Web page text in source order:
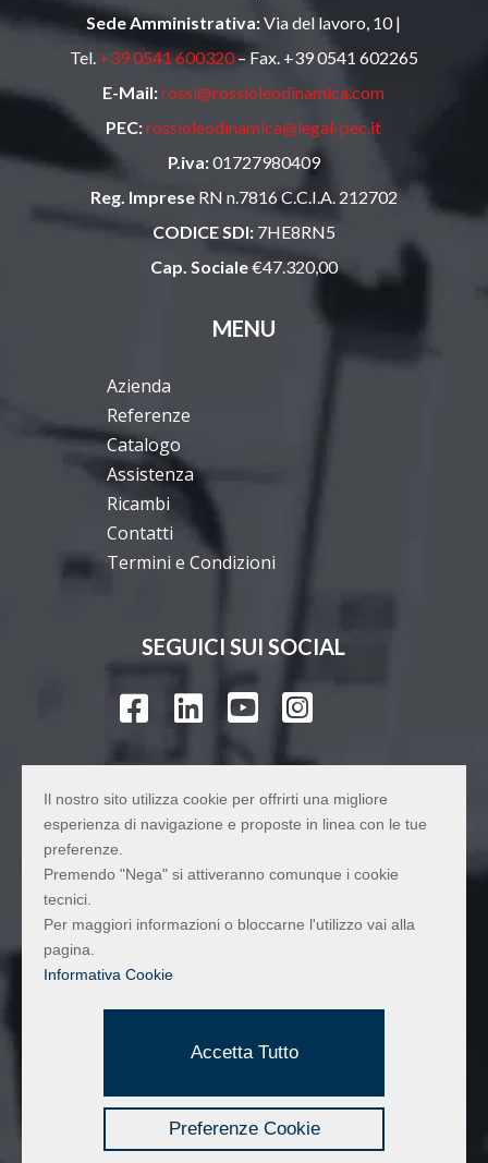
Sede Amministrativa:Via del lavoro, 10 |
Tel. +39 0541 600320– Fax. +39 0541 602265
E-Mail:rossi@rossioleodinamica.com
PEC:rossioleodinamica@legal-pec.it
P.iva:01727980409
Reg. ImpreseRN n.7816 C.C.I.A. 212702
CODICE SDI: 7HE8RN5
Cap. Sociale€47.320,00
MENU
Azienda
Referenze
Catalogo
Assistenza
Ricambi
Contatti
Termini e Condizioni
SEGUICI SUI SOCIAL
   
MAPPA
Il nostro sito utilizza cookie per offrirti una migliore
esperienza di navigazione e proposte in linea con le tue
preferenze.
Premendo "Nega" si attiveranno comunque i cookie
tecnici.
Per maggiori informazioni o bloccarne l'utilizzo vai alla
pagina.
Informativa Cookie
Accetta Tutto
Preferenze Cookie